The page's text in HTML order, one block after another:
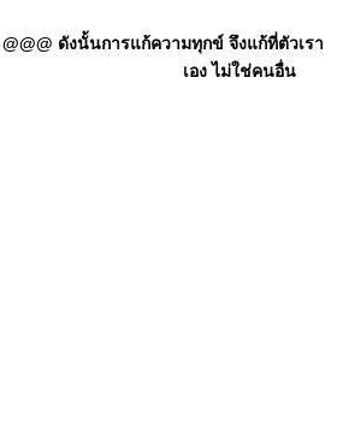
ดังนั้นการแก้ความทุกข์ จึงแก้ที่ตัวเรา
เอง ไม่ใช่คนอื่น